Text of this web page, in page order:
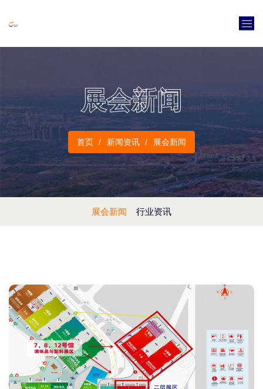
展会新闻
首页 新闻资讯 展会新闻
展会新闻 行业资讯